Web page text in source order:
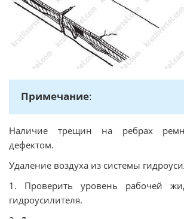
Примечание:
Наличие трещин на ребрах
дефектом.
Удаление воздуха из системы
1. Проверить уровень рабочей
гидроусилителя.